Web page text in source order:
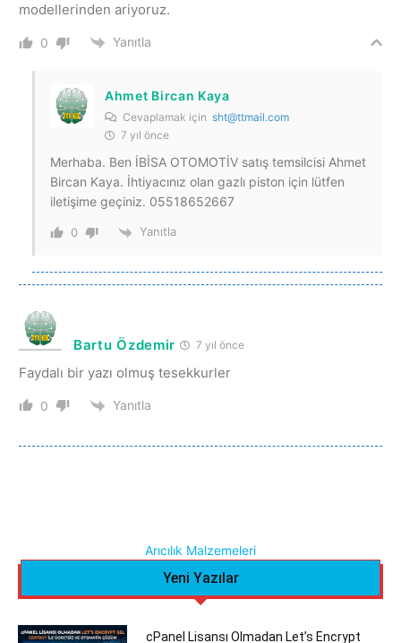
modellerinden ariyoruz.
0 Yanıtla
Ahmet Bircan Kaya
Cevaplamak için sht@ttmail.com
7 yıl önce
Merhaba. Ben İBİSA OTOMOTİV satış temsilcisi Ahmet
Bircan Kaya. İhtiyacınız olan gazlı piston için lütfen
iletişime geçiniz. 05518652667
0 Yanıtla
Bartu Özdemir 7 yıl önce
Faydalı bir yazı olmuş tesekkurler
0 Yanıtla
Arıcılık Malzemeleri
Yeni Yazılar
cPanel Lisansı Olmadan Let’s Encrypt